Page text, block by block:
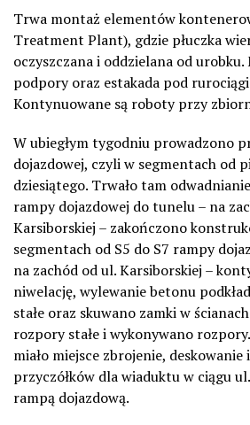
Trwa montaż elementów
Treatment Plant), gdzie płuczka
oczyszczana i oddzielana od
podpory oraz estakada pod rurociągi
Kontynuowane są roboty przy
W ubiegłym tygodniu prowadzono
dojazdowej, czyli w segmentach od
dziesiątego. Trwało tam
rampy dojazdowej do tunelu – na
Karsiborskiej – zakończono
segmentach od S5 do S7 rampy
na zachód od ul. Karsiborskiej –
niwelację, wylewanie betonu
stałe oraz skuwano zamki w
rozpory stałe i wykonywano
miało miejsce zbrojenie,
przyczółków dla wiaduktu w ciągu
rampą dojazdową.